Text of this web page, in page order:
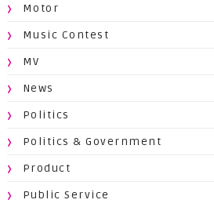
Motor
Music Contest
MV
News
Politics
Politics & Government
Product
Public Service